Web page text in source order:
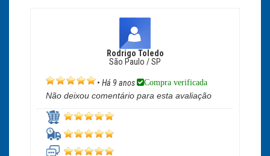
Rodrigo Toledo
São Paulo / SP
• Há 9 anos Compra verificada
Não deixou comentário para esta avaliação